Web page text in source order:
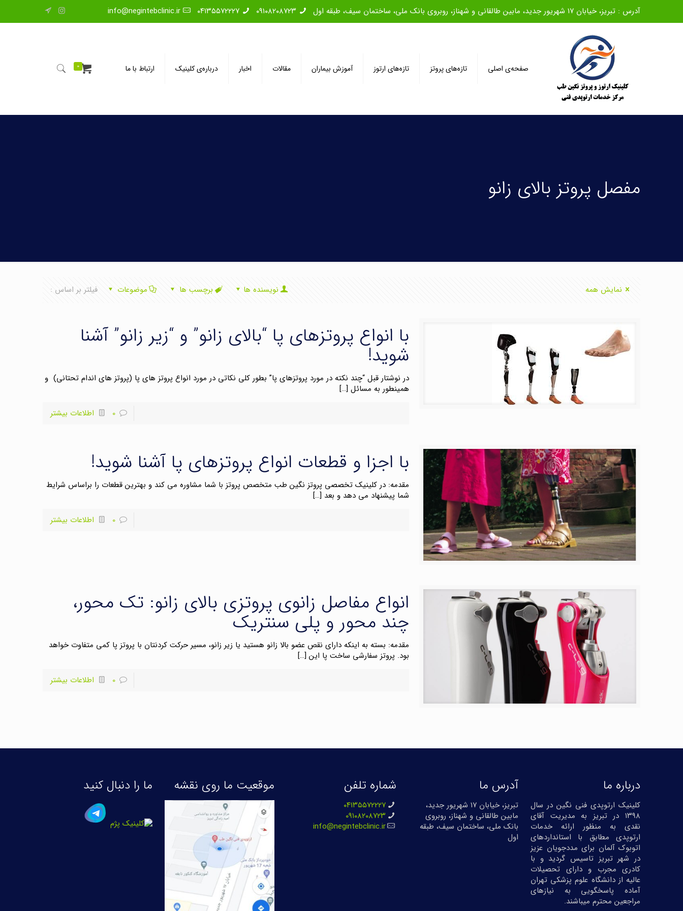
آدرس : تبریز، خیابان ۱۷ شهریور جدید، مابین طالقانی و شهناز، روبروی بانک ملی، ساختمان سیف، طبقه اول ۰۹۱۰۸۲۰۸۷۲۳ ۰۴۱۳۵۵۷۲۲۲۷ info@negintebclinic.ir
صفحه‌ی اصلی تازه‌های پروتز تازه‌های ارتوز آموزش بیماران مقالات اخبار درباره‌ی کلینیک ارتباط با ما 0
مفصل پروتز بالای زانو
فیلتر بر اساس : موضوعات برچسب ها نویسنده ها نمایش همه
با انواع پروتزهای پا “بالای زانو” و “زیر زانو” آشنا
شوید!
در نوشتار قبل “چند نکته در مورد پروتزهای پا” بطور کلی نکاتی در مورد انواع پروتز های پا (پروتز های اندام تحتانی) و
همینطور به مسائل […]
0
اطلاعات بیشتر
با اجزا و قطعات انواع پروتزهای پا آشنا شوید!
مقدمه: در کلینیک تخصصی پروتز نگین طب متخصص پروتز با شما مشاوره می کند و بهترین قطعات را براساس شرایط
شما پیشنهاد می دهد و بعد […]
0
اطلاعات بیشتر
انواع مفاصل زانوی پروتزی بالای زانو: تک محور،
چند محور و پلی سنتریک
مقدمه: بسته به اینکه دارای نقص عضو بالا زانو هستید یا زیر زانو، مسیر حرکت کردنتان با پروتز پا کمی متفاوت خواهد
بود. پروتز سفارشی ساخت پا این […]
0
اطلاعات بیشتر
درباره ما
کلینیک ارتوپدی فنی نگین در سال
۱۳۹۸ در تبریز به مدیریت آقای
نقدی به منظور ارائه خدمات
ارتوپدی مطابق با استانداردهای
اتوبوک آلمان برای مددجویان عزیز
در شهر تبریز تاسیس گردید و با
کادری مجرب و دارای تحصیلات
عالیه از دانشگاه علوم پزشکی تهران
آماده پاسخگویی به نیازهای
مراجعین محترم میباشند.
آدرس ما
تبریز، خیابان ۱۷ شهریور جدید،
مابین طالقانی و شهناز، روبروی
بانک ملی، ساختمان سیف، طبقه
اول
شماره تلفن
۰۴۱۳۵۵۷۲۲۲۷
۰۹۱۰۸۲۰۸۷۲۳
info@negintebclinic.ir
موقعیت ما روی نقشه ما را دنبال کنید